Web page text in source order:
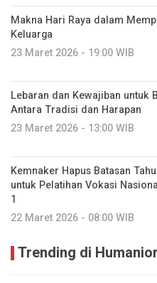
Makna Hari Raya dalam
Keluarga
23 Maret 2026 - 19:00 WIB
Lebaran dan Kewajiban untuk
Antara Tradisi dan Harapan
23 Maret 2026 - 13:00 WIB
Kemnaker Hapus Batasan
untuk Pelatihan Vokasi
1
22 Maret 2026 - 08:00 WIB
Trending di